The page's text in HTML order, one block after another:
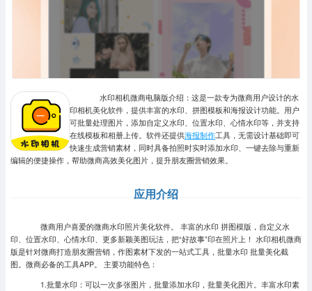
水印相机微商电脑版介绍：这是一款专为微商用户设计的水
印相机美化软件，提供丰富的水印、拼图模板和海报设计功能。用户
可批量处理图片，添加自定义水印、位置水印、心情水印等，并支持
在线模板和相册上传。软件还提供海报制作工具，无需设计基础即可
快速生成营销素材，同时具备拍照时实时添加水印、一键去除与重新
编辑的便捷操作，帮助微商高效美化图片，提升朋友圈营销效果。
应用介绍
微商用户喜爱的微商水印照片美化软件。 丰富的水印 拼图模版，自定义水
印、位置水印、心情水印、更多新颖美图玩法，把“好故事”印在照片上！ 水印相机微商
版是针对微商打造朋友圈营销，作图素材下发的一站式工具，批量水印 批量美化截
图。微商必备的工具APP。 主要功能特色：
1.批量水印：可以一次多张图片，批量添加水印，批量美化图片。丰富水印素